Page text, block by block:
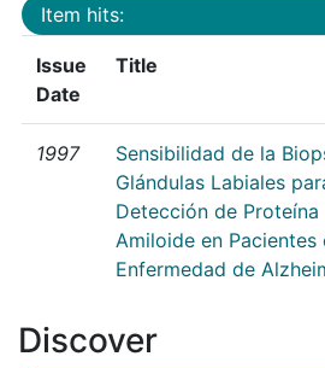
Item hits:
Issue
Date
Title
1997
Sensibilidad de la
Glándulas Labiales
Detección de Proteína
Amiloide en Pacientes
Enfermedad de
Discover